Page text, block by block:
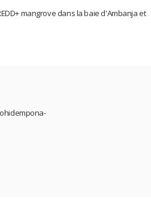
mangrove dans la baie d'Ambanja et